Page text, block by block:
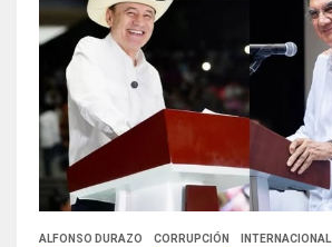
ALFONSO DURAZO CORRUPCIÓN INTERNACIONAL